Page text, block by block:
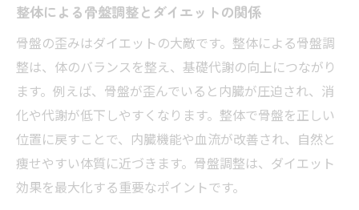
整体による骨盤調整とダイエットの関係
骨盤の歪みはダイエットの大敵です。整体による骨盤調
整は、体のバランスを整え、基礎代謝の向上につながり
ます。例えば、骨盤が歪んでいると内臓が圧迫され、消
化や代謝が低下しやすくなります。整体で骨盤を正しい
位置に戻すことで、内臓機能や血流が改善され、自然と
痩せやすい体質に近づきます。骨盤調整は、ダイエット
効果を最大化する重要なポイントです。